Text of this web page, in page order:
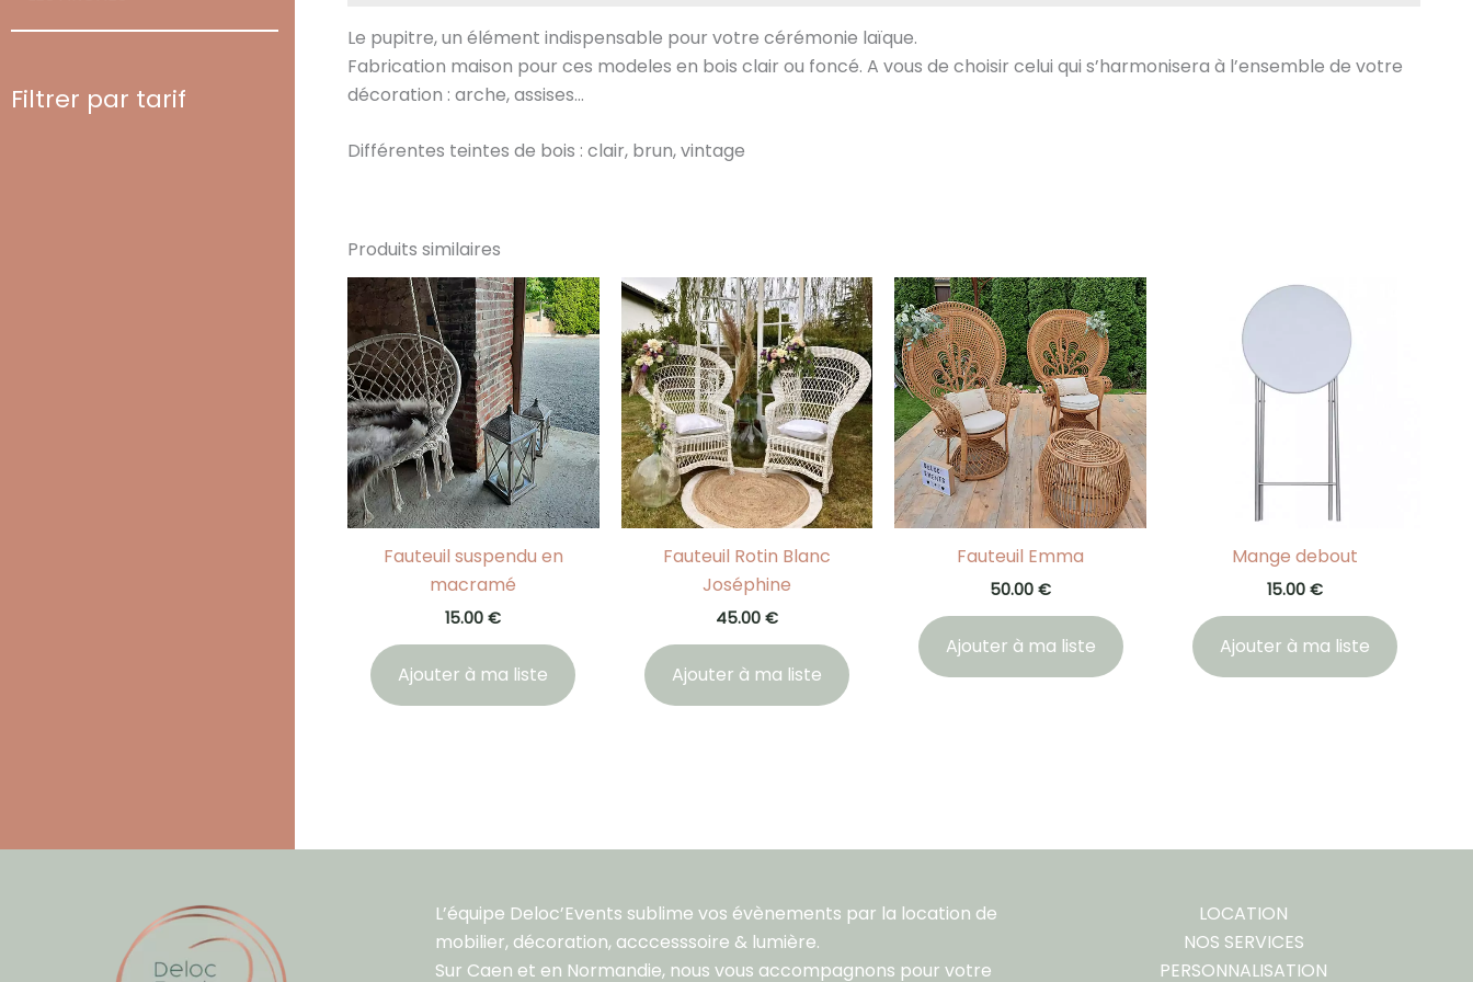
Filtrer par tarif
Le pupitre, un élément indispensable pour votre cérémonie laïque.
Fabrication maison pour ces modeles en bois clair ou foncé. A vous de choisir celui qui s’harmonisera à l’ensemble de votre
décoration : arche, assises…
Différentes teintes de bois : clair, brun, vintage
Produits similaires
Fauteuil suspendu en
macramé
15.00€
Ajouter à ma liste
Fauteuil Rotin Blanc
Joséphine
45.00 €
Ajouter à ma liste
Fauteuil Emma
50.00€
Ajouter à ma liste
Mange debout
15.00 €
Ajouter à ma liste
L’équipe Deloc’Events sublime vos évènements par la location de
mobilier, décoration, acccesssoire & lumière.
Sur Caen et en Normandie, nous vous accompagnons pour votre
LOCATION
NOS SERVICES
PERSONNALISATION